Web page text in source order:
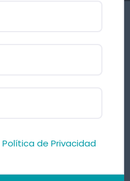
Política de Privacidad